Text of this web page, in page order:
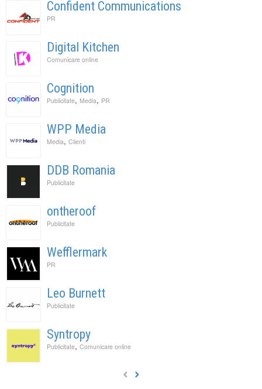
Confident Communications
PR
Digital Kitchen
Comunicare online
Cognition
Publicitate, Media, PR
WPP Media
Media, Clienti
DDB Romania
Publicitate
ontheroof
Publicitate
Wefflermark
PR
Leo Burnett
Publicitate
Syntropy
Publicitate, Comunicare online